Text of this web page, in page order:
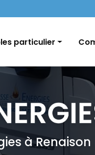
particulier
à Renaison